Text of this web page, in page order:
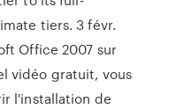
tiers. 3 févr.
Office 2007 sur
vidéo gratuit, vous
l'installation de